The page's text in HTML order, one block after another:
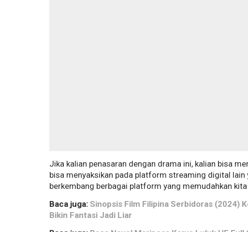
Jika kalian penasaran dengan drama ini, kalian bisa
bisa menyaksikan pada platform streaming digital lain
berkembang berbagai platform yang memudahkan
Baca juga: Sinopsis Film Filipina Serbidoras (2024)
Bikin Fantasi Jadi Liar